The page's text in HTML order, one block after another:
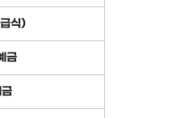
식)
금